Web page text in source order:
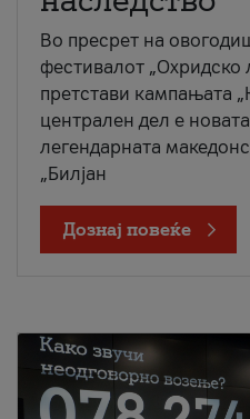
Во пресрет на
фестивалот „Охридско
претстави кампањата
централен дел е
легендарната
„Билјан
Дознај повеќе